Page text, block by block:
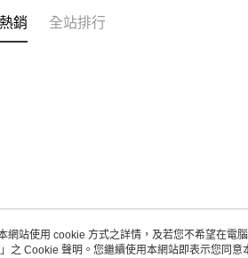
銷 全站排行
關於我們
網站使用 cookie 方式之詳情，及若您不希望在電
」之 Cookie 聲明。您繼續使用本網站即表示您同